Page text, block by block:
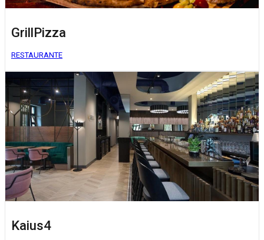
GrillPizza
RESTAURANTE
Kaius4